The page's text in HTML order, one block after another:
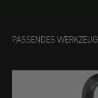
PASSENDES WERKZEUG